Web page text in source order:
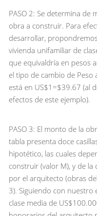
PASO 2: Se determina de
obra a construir. Para
desarrollar,
vivienda unifamiliar de
que equivaldría en pesos
el tipo de cambio de
está en US$1=$39.67 (al
efectos de este ejemplo).
PASO 3: El monto de la
tabla presenta doce
hipotético, las cuales
construir (valor M), y de
por el arquitecto (obras
3). Siguiendo con nuestro
clase media de